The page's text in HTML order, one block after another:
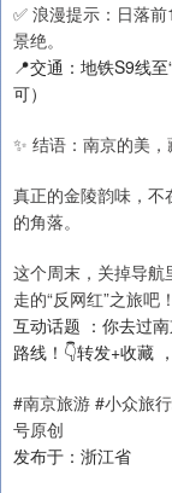
✅ 浪漫提示：日落
景绝。
📍交通：地铁S9线
可）
✨ 结语：南京的美
真正的金陵韵味，
的角落。
这个周末，关掉导航
走的“反网红”之旅吧！
互动话题 ：你去过
路线！👇转发+收藏
#南京旅游 #小众旅
号原创
发布于：浙江省